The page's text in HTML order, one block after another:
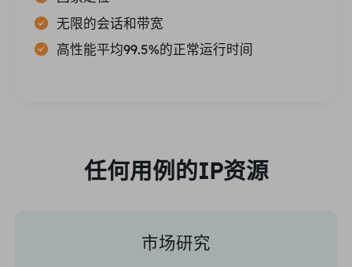
无限的会话和带宽
高性能平均99.5%的正常运行时间
任何用例的IP资源
市场研究